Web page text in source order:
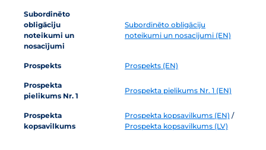
Subordinēto
obligāciju
noteikumi un
nosacījumi
Subordinēto obligāciju
noteikumi un nosacījumi (EN)
Prospekts Prospekts (EN)
Prospekta
pielikums Nr. 1
Prospekta pielikums Nr. 1 (EN)
Prospekta
kopsavilkums
Prospekta kopsavilkums (EN) /
Prospekta kopsavilkums (LV)